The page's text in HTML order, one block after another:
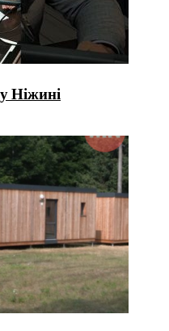
Ніжині